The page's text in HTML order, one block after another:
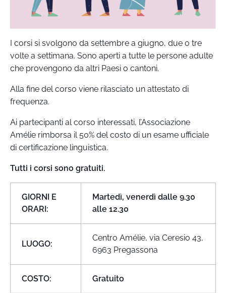
I corsi si svolgono da settembre a giugno, due o tre
volte a settimana. Sono aperti a tutte le persone adulte
che provengono da altri Paesi o cantoni.
Alla fine del corso viene rilasciato un attestato di
frequenza.
Ai partecipanti al corso interessati, l’Associazione
Amélie rimborsa il 50% del costo di un esame ufficiale
di certificazione linguistica.
Tutti i corsi sono gratuiti.
GIORNI E
ORARI:
Martedì, venerdì dalle 9.30
alle 12.30
LUOGO:
Centro Amélie, via Ceresio 43,
6963 Pregassona
COSTO: Gratuito